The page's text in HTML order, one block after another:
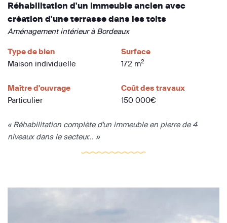
Réhabilitation d'un immeuble ancien avec
création d'une terrasse dans les toits
Aménagement intérieur à Bordeaux
Type de bien
Maison individuelle
Surface
172 m2
Maître d'ouvrage
Particulier
Coût des travaux
150 000€
« Réhabilitation complète d'un immeuble en pierre de 4
niveaux dans le secteur... »